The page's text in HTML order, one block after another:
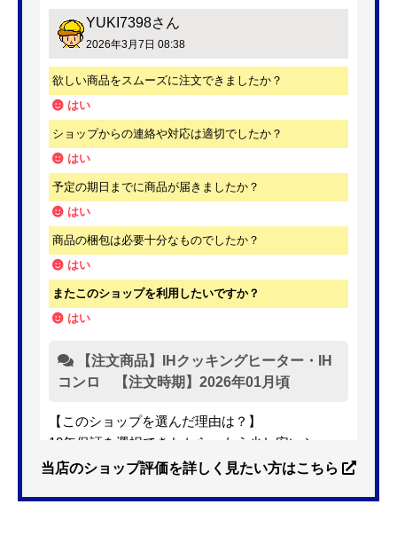
YUKI7398さん
2026年3月7日 08:38
欲しい商品をスムーズに注文できましたか？
はい
ショップからの連絡や対応は適切でしたか？
はい
予定の期日までに商品が届きましたか？
はい
商品の梱包は必要十分なものでしたか？
はい
またこのショップを利用したいですか？
はい
【注文商品】IHクッキングヒーター・IH
コンロ 【注文時期】2026年01月頃
【このショップを選んだ理由は？】
10年保証を選択できたから。もう少し安いショッ
プも有ったが、5年保証しかなかった。
当店のショップ評価を詳しく見たい方はこちら